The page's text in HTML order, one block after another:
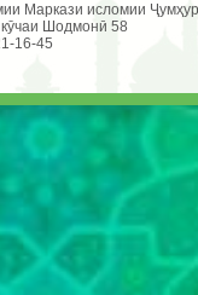
Маркази исломии
Шодмонӣ 58
16-45